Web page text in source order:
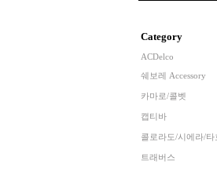
Category
ACDelco
쉐보레 Accessory
카마로/콜벳
캡티바
콜로라도/시에라/타
트래버스